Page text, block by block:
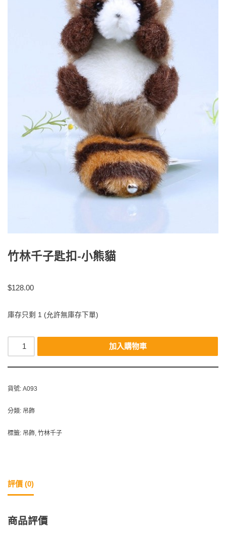
竹林千子匙扣-小熊貓
$128.00
庫存只剩 1 (允許無庫存下單)
加入購物車
貨號: A093
分類: 吊飾
標籤: 吊飾 竹林千子
評價 (0)
商品評價